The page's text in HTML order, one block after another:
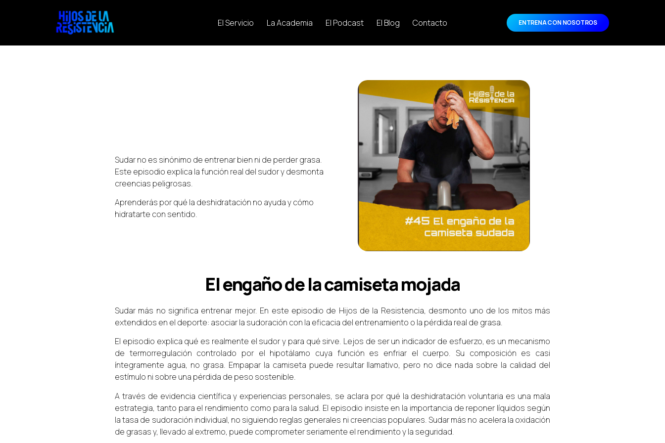
El Servicio La Academia El Podcast El Blog Contacto ENTRENA CON NOSOTROS
Sudar no es sinónimo de entrenar bien ni de perder grasa.
Este episodio explica la función real del sudor y desmonta
creencias peligrosas.
Aprenderás por qué la deshidratación no ayuda y cómo
hidratarte con sentido.
El engaño de la camiseta mojada
Sudar más no significa entrenar mejor. En este episodio de Hijos de la Resistencia, desmonto uno de los mitos más
extendidos en el deporte: asociar la sudoración con la eficacia del entrenamiento o la pérdida real de grasa.
El episodio explica qué es realmente el sudor y para qué sirve. Lejos de ser un indicador de esfuerzo, es un mecanismo
de termorregulación controlado por el hipotálamo cuya función es enfriar el cuerpo. Su composición es casi
íntegramente agua, no grasa. Empapar la camiseta puede resultar llamativo, pero no dice nada sobre la calidad del
estímulo ni sobre una pérdida de peso sostenible.
A través de evidencia científica y experiencias personales, se aclara por qué la deshidratación voluntaria es una mala
estrategia, tanto para el rendimiento como para la salud. El episodio insiste en la importancia de reponer líquidos según
la tasa de sudoración individual, no siguiendo reglas generales ni creencias populares. Sudar más no acelera la oxidación
de grasas y, llevado al extremo, puede comprometer seriamente el rendimiento y la seguridad.